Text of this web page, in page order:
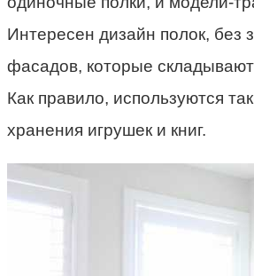
Интересен дизайн полок, без
фасадов, которые
Как правило, используются
хранения игрушек и книг.